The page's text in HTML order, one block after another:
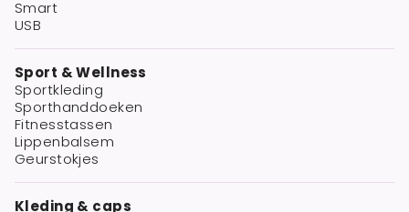
Smart
USB
Sport & Wellness
Sportkleding
Sporthanddoeken
Fitnesstassen
Lippenbalsem
Geurstokjes
Kleding & caps